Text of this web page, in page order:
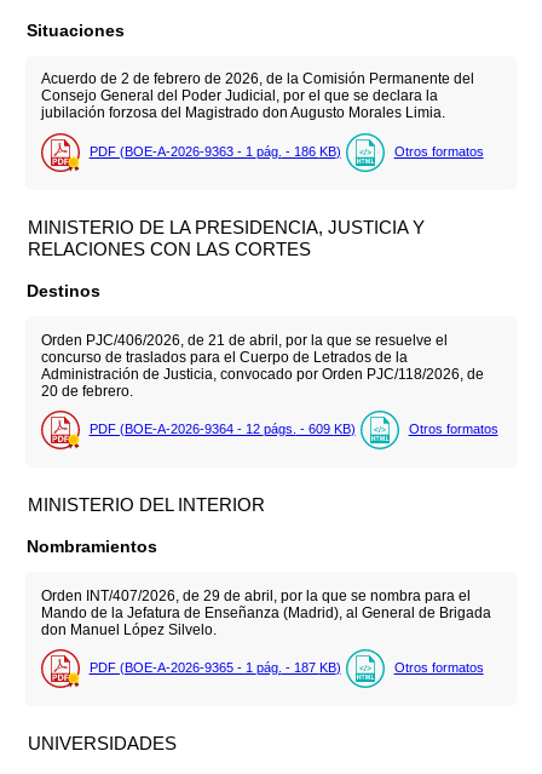
Situaciones
Acuerdo de 2 de febrero de 2026, de la Comisión Permanente del
Consejo General del Poder Judicial, por el que se declara la
jubilación forzosa del Magistrado don Augusto Morales Limia.
PDF (BOE-A-2026-9363 - 1 pág. - 186 KB) Otros formatos
MINISTERIO DE LA PRESIDENCIA, JUSTICIA Y
RELACIONES CON LAS CORTES
Destinos
Orden PJC/406/2026, de 21 de abril, por la que se resuelve el
concurso de traslados para el Cuerpo de Letrados de la
Administración de Justicia, convocado por Orden PJC/118/2026, de
20 de febrero.
PDF (BOE-A-2026-9364 - 12 págs. - 609 KB) Otros formatos
MINISTERIO DEL INTERIOR
Nombramientos
Orden INT/407/2026, de 29 de abril, por la que se nombra para el
Mando de la Jefatura de Enseñanza (Madrid), al General de Brigada
don Manuel López Silvelo.
PDF (BOE-A-2026-9365 - 1 pág. - 187 KB) Otros formatos
UNIVERSIDADES